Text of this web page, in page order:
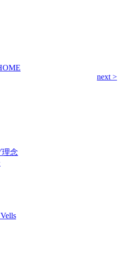
next >
理念